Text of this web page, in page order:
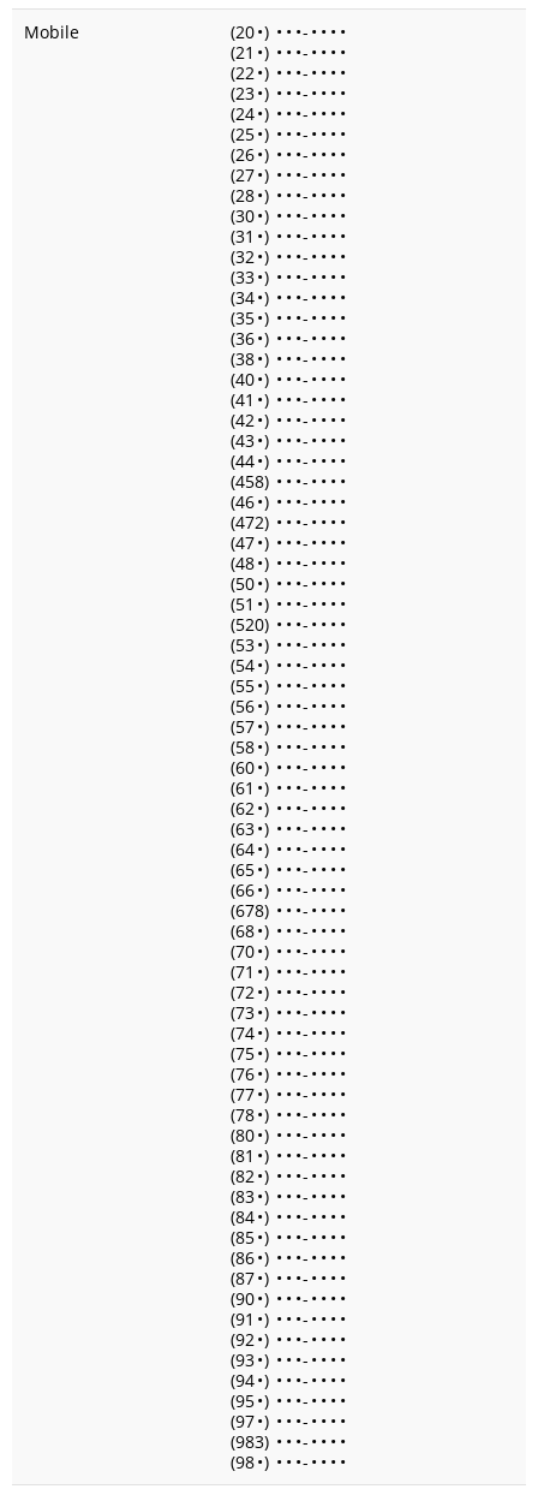
Mobile
(20•) • • •- • • • •
(21 •) • • •- • • • •
(22•) • • •- • • • •
(23•) • • •- • • • •
(24•) • • •- • • • •
(25•) • • •- • • • •
(26•) • • •- • • • •
(27•) • • •- • • • •
(28•) • • •- • • • •
(30•) • • •- • • • •
(31 •) • • •- • • • •
(32•) • • •- • • • •
(33•) • • •- • • • •
(34•) • • •- • • • •
(35•) • • •- • • • •
(36•) • • •- • • • •
(38•) • • •- • • • •
(40•) • • •- • • • •
(41 •) • • •- • • • •
(42•) • • •- • • • •
(43•) • • •- • • • •
(44•) • • •- • • • •
(458) • • •- • • • •
(46•) • • •- • • • •
(472) • • •- • • • •
(47•) • • •- • • • •
(48•) • • •- • • • •
(50•) • • •- • • • •
(51 •) • • •- • • • •
(520) • • •- • • • •
(53•) • • •- • • • •
(54•) • • •- • • • •
(55•) • • •- • • • •
(56•) • • •- • • • •
(57•) • • •- • • • •
(58•) • • •- • • • •
(60•) • • •- • • • •
(61 •) • • •- • • • •
(62•) • • •- • • • •
(63•) • • •- • • • •
(64•) • • •- • • • •
(65•) • • •- • • • •
(66•) • • •- • • • •
(678) • • •- • • • •
(68•) • • •- • • • •
(70•) • • •- • • • •
(71 •) • • •- • • • •
(72•) • • •- • • • •
(73•) • • •- • • • •
(74•) • • •- • • • •
(75•) • • •- • • • •
(76•) • • •- • • • •
(77•) • • •- • • • •
(78•) • • •- • • • •
(80•) • • •- • • • •
(81 •) • • •- • • • •
(82•) • • •- • • • •
(83•) • • •- • • • •
(84•) • • •- • • • •
(85•) • • •- • • • •
(86•) • • •- • • • •
(87•) • • •- • • • •
(90•) • • •- • • • •
(91 •) • • •- • • • •
(92•) • • •- • • • •
(93•) • • •- • • • •
(94•) • • •- • • • •
(95•) • • •- • • • •
(97•) • • •- • • • •
(983) • • •- • • • •
(98•) • • •- • • • •